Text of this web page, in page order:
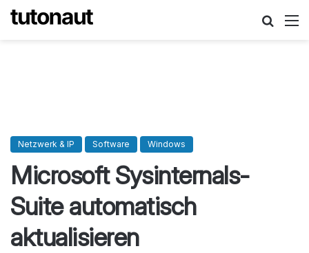
Netzwerk & IP Software Windows
Microsoft Sysinternals-
Suite automatisch
aktualisieren